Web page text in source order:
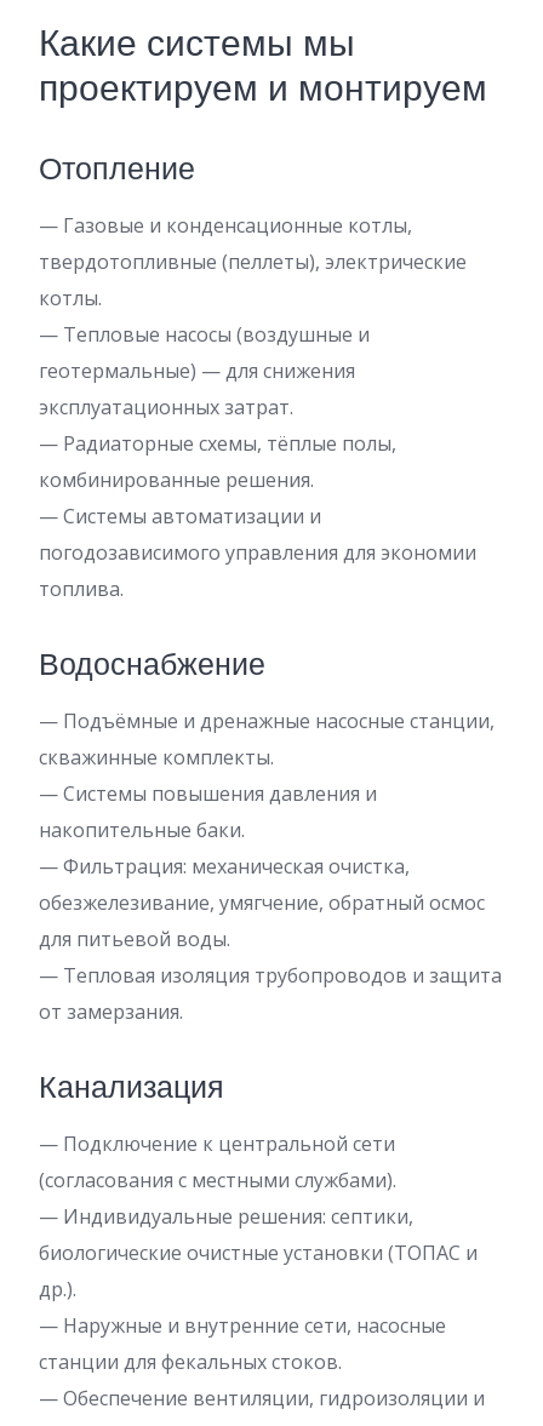
Какие системы мы
проектируем и монтируем
Отопление
— Газовые и конденсационные котлы,
твердотопливные (пеллеты), электрические
котлы.
— Тепловые насосы (воздушные и
геотермальные) — для снижения
эксплуатационных затрат.
— Радиаторные схемы, тёплые полы,
комбинированные решения.
— Системы автоматизации и
погодозависимого управления для экономии
топлива.
Водоснабжение
— Подъёмные и дренажные насосные станции,
скважинные комплекты.
— Системы повышения давления и
накопительные баки.
— Фильтрация: механическая очистка,
обезжелезивание, умягчение, обратный осмос
для питьевой воды.
— Тепловая изоляция трубопроводов и защита
от замерзания.
Канализация
— Подключение к центральной сети
(согласования с местными службами).
— Индивидуальные решения: септики,
биологические очистные установки (ТОПАС и
др.).
— Наружные и внутренние сети, насосные
станции для фекальных стоков.
— Обеспечение вентиляции, гидроизоляции и